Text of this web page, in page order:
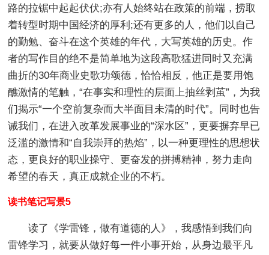
路的拉锯中起起伏伏;亦有人始终站在政策的前端，捞取
着转型时期中国经济的厚利;还有更多的人，他们以自己
的勤勉、奋斗在这个英雄的年代，大写英雄的历史。作
者的写作目的绝不是简单地为这段高歌猛进同时又充满
曲折的30年商业史歌功颂德，恰恰相反，他正是要用饱
醮激情的笔触，“在事实和理性的层面上抽丝剥茧”，为我
们揭示“一个空前复杂而大半面目未清的时代”。同时也告
诫我们，在进入改革发展事业的“深水区”，更要摒弃早已
泛滥的激情和“自我崇拜的热焰”，以一种更理性的思想状
态，更良好的职业操守、更奋发的拼搏精神，努力走向
希望的春天，真正成就企业的不朽。
读书笔记写景5
读了《学雷锋，做有道德的人》，我感悟到我们向
雷锋学习，就要从做好每一件小事开始，从身边最平凡